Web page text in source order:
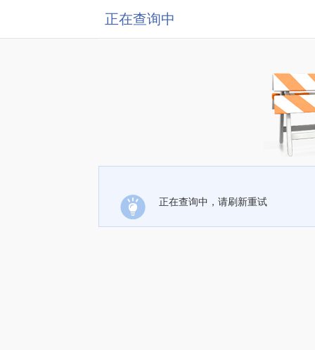
正在查询中
正在查询中，请刷新重试